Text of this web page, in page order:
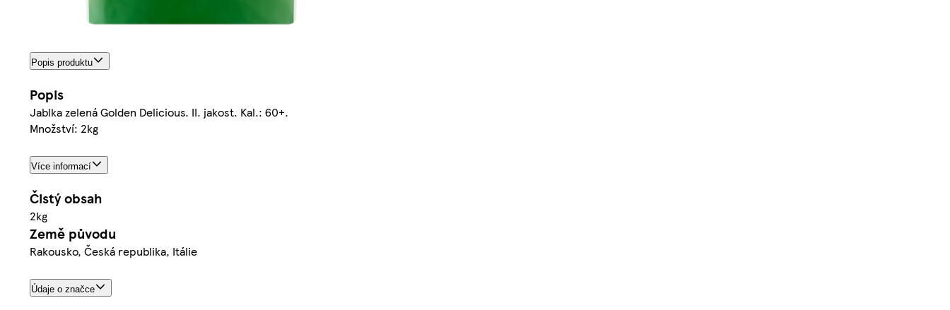
Popis produktu
Popis
Jablka zelená Golden Delicious. II. jakost. Kal.: 60+.
Množství: 2kg
Více informací
Čistý obsah
2kg
Země původu
Rakousko, Česká republika, Itálie
Údaje o značce